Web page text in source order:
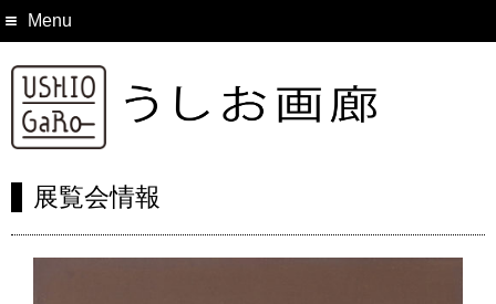
Menu
展覧会情報